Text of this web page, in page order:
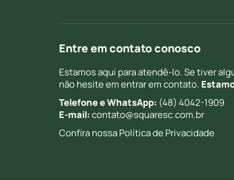
Entre em contato conosco
Estamos aqui para atendê-lo. Se tiver
não hesite em entrar em contato.
Telefone e WhatsApp: (48) 4042-1909
E-mail:contato@squaresc.com.br
Confira nossaPolítica de Privacidade